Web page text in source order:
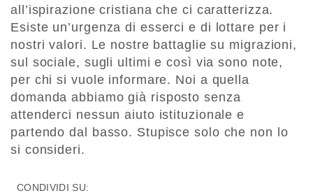
all’ispirazione cristiana che ci caratterizza.
Esiste un’urgenza di esserci e di lottare per i
nostri valori. Le nostre battaglie su migrazioni,
sul sociale, sugli ultimi e così via sono note,
per chi si vuole informare. Noi a quella
domanda abbiamo già risposto senza
attenderci nessun aiuto istituzionale e
partendo dal basso. Stupisce solo che non lo
si consideri.
CONDIVIDI SU: